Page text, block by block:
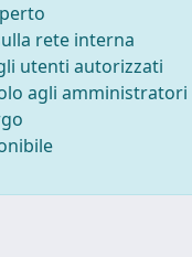
rete interna
utenti autorizzati
agli amministratori